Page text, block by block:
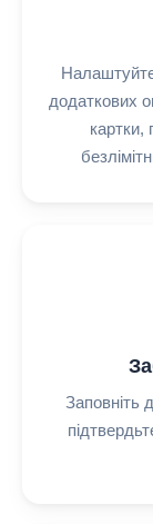
додаткових
картки,
Заповніть